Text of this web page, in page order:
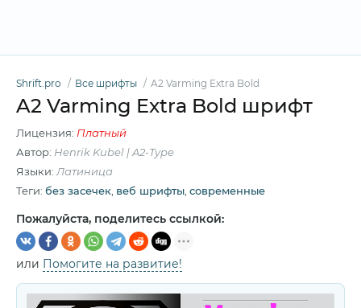
Shrift.pro Все шрифты A2 Varming Extra Bold
A2 Varming Extra Bold шрифт
Лицензия: Платный
Автор: Henrik Kubel | A2-Type
Языки: Латиница
Теги: без засечек веб шрифты современные
Пожалуйста, поделитесь ссылкой:
или Помогите на развитие!